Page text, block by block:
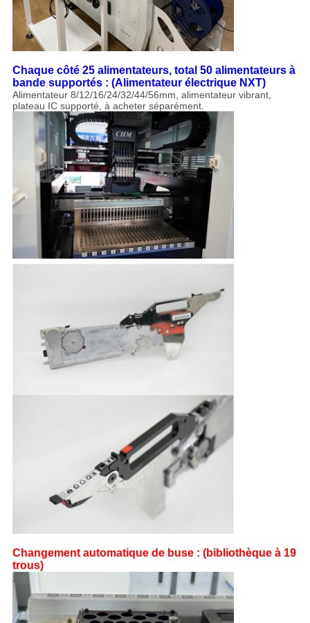
Chaque côté 25 alimentateurs, total 50 alimentateurs à
bande supportés :​ (Alimentateur électrique NXT)
Alimentateur 8/12/16/24/32/44/56mm, alimentateur vibrant,
plateau IC supporté, à acheter séparément.
Changement automatique de buse : (bibliothèque à 19
trous)